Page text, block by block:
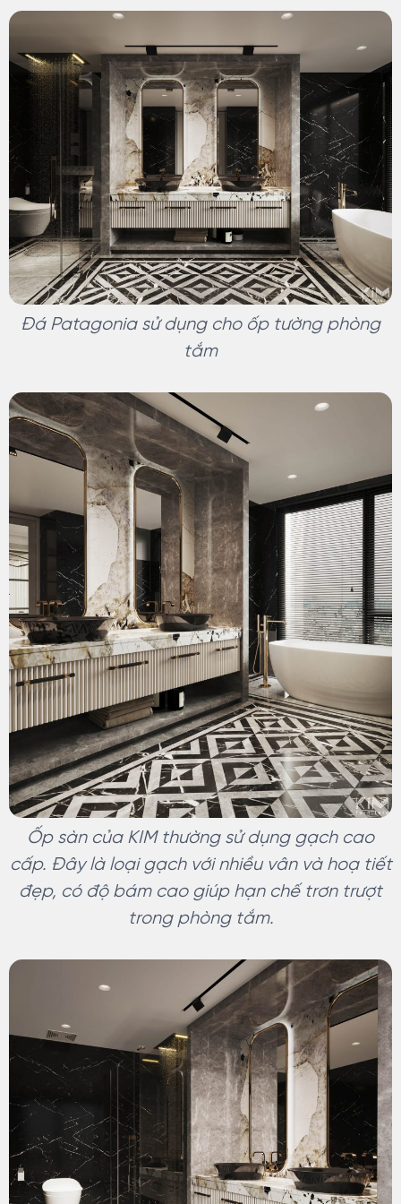
Đá Patagonia sử dụng cho ốp tường phòng
tắm
Ốp sàn của KIM thường sử dụng gạch cao
cấp. Đây là loại gạch với nhiều vân và hoạ tiết
đẹp, có độ bám cao giúp hạn chế trơn trượt
trong phòng tắm.